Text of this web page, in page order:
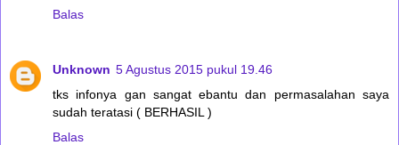
Balas
Unknown 5 Agustus 2015 pukul 19.46
tks infonya gan sangat ebantu dan permasalahan saya
sudah teratasi ( BERHASIL )
Balas